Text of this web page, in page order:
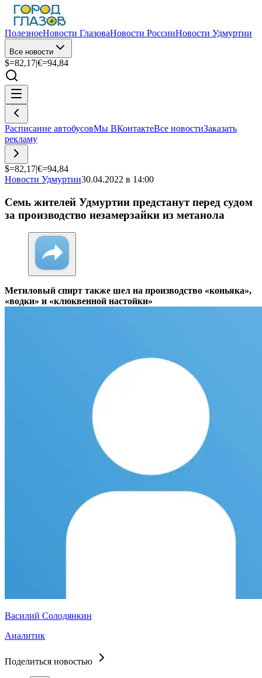
ПолезноеНовости ГлазоваНовости РоссииНовости Удмуртии
Все новости
$=82,17|€=94,84
Расписание автобусовМы ВКонтактеВсе новостиЗаказать
рекламу
$=82,17|€=94,84
Новости Удмуртии30.04.2022 в 14:00
Семь жителей Удмуртии предстанут перед судом
за производство незамерзайки из метанола
Метиловый спирт также шел на производство «коньяка»,
«водки» и «клюквенной настойки»
Василий Солодянкин
Аналитик
Поделиться новостью